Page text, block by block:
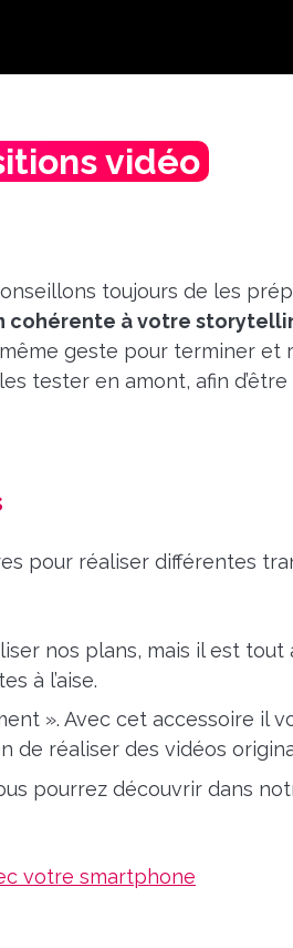
vidéo
toujours de les
cohérente à votre
geste pour terminer et
tester en amont, afin
pour réaliser différentes
nos plans, mais il est
à l’aise.
». Avec cet accessoire il
de réaliser des vidéos
pourrez découvrir dans
votre smartphone